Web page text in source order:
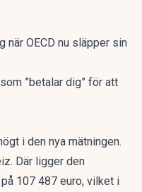
OECD nu släpper sin
”betalar dig” för att
i den nya mätningen.
Där ligger den
107 487 euro, vilket i